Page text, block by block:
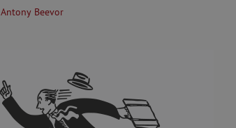
Antony Beevor